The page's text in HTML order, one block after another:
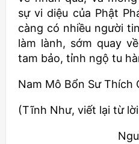
sự vi diệu của Phật
càng có nhiều người
làm lành, sớm quay
tam bảo, tỉnh ngộ tu
Nam Mô Bổn Sư Thích
(Tĩnh Như, viết lại từ